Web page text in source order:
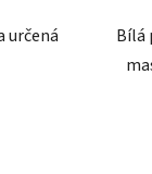
určená
Bílá